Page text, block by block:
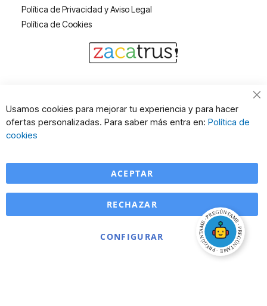
Política de Privacidad y Aviso Legal
Política de Cookies
Usamos cookies para mejorar tu experiencia y para hacer
ofertas personalizadas. Para saber más entra en: Política de
cookies
ACEPTAR
CONFIGURAR
RECHAZAR